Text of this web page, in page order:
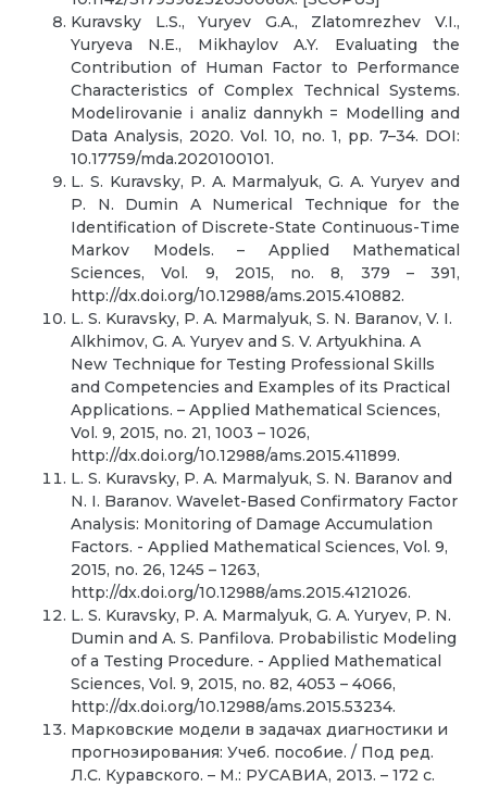
Kuravsky L.S., Yuryev G.A., Zlatomrezhev V.I.,
Yuryeva N.E., Mikhaylov A.Y. Evaluating the
Contribution of Human Factor to Performance
Characteristics of Complex Technical Systems.
Modelirovanie i analiz dannykh = Modelling and
Data Analysis, 2020. Vol. 10, no. 1, pp. 7–34. DOI:
10.17759/mda.2020100101.
L. S. Kuravsky, P. A. Marmalyuk, G. A. Yuryev and
P. N. Dumin A Numerical Technique for the
Identification of Discrete-State Continuous-Time
Markov Models. – Applied Mathematical
Sciences, Vol. 9, 2015, no. 8, 379 – 391,
http://dx.doi.org/10.12988/ams.2015.410882.
L. S. Kuravsky, P. A. Marmalyuk, S. N. Baranov, V. I.
Alkhimov, G. A. Yuryev and S. V. Artyukhina. A
New Technique for Testing Professional Skills
and Competencies and Examples of its Practical
Applications. – Applied Mathematical Sciences,
Vol. 9, 2015, no. 21, 1003 – 1026,
http://dx.doi.org/10.12988/ams.2015.411899.
L. S. Kuravsky, P. A. Marmalyuk, S. N. Baranov and
N. I. Baranov. Wavelet-Based Confirmatory Factor
Analysis: Monitoring of Damage Accumulation
Factors. - Applied Mathematical Sciences, Vol. 9,
2015, no. 26, 1245 – 1263,
http://dx.doi.org/10.12988/ams.2015.4121026.
L. S. Kuravsky, P. A. Marmalyuk, G. A. Yuryev, P. N.
Dumin and A. S. Panfilova. Probabilistic Modeling
of a Testing Procedure. - Applied Mathematical
Sciences, Vol. 9, 2015, no. 82, 4053 – 4066,
http://dx.doi.org/10.12988/ams.2015.53234.
Марковские модели в задачах диагностики и
прогнозирования: Учеб. пособие. / Под ред.
Л.С. Куравского. – М.: РУСАВИА, 2013. – 172 с.